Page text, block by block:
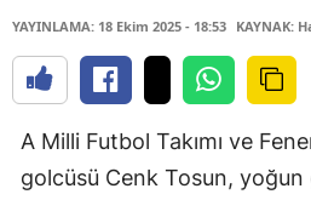
YAYINLAMA: 18 Ekim 2025 - 18:53 KAYNAK:
A Milli Futbol Takımı ve
golcüsü Cenk Tosun,